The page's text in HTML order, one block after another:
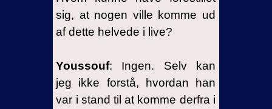
sig, at nogen ville komme ud
af dette helvede i live?
Youssouf: Ingen. Selv kan
jeg ikke forstå, hvordan han
var i stand til at komme derfra i